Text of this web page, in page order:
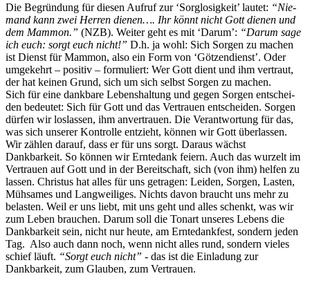
Die Begrün­dung für diesen Aufruf zur ‘Sor­glosigkeit’ lautet: “Nie­
mand kann zwei Her­ren dienen…. Ihr kön­nt nicht Gott dienen und
dem Mam­mon.” (NZB). Weit­er geht es mit ‘Darum’: “Darum sage
ich euch: sorgt euch nicht!” D.h. ja wohl: Sich Sor­gen zu machen
ist Dienst für Mam­mon, also ein Form von ‘Götzen­di­enst’. Oder
umgekehrt – pos­i­tiv – for­muliert: Wer Gott dient und ihm ver­traut,
der hat keinen Grund, sich um sich selb­st Sor­gen zu machen.
Sich für eine dankbare Leben­shal­tung und gegen Sor­gen entschei­
den bedeutet: Sich für Gott und das Ver­trauen entschei­den. Sor­gen
dür­fen wir loslassen, ihm anver­trauen. Die Ver­ant­wor­tung für das,
was sich unser­er Kon­trolle entzieht, kön­nen wir Gott über­lassen.
Wir zählen darauf, dass er für uns sorgt. Daraus wächst
Dankbarkeit. So kön­nen wir Erntedank feiern. Auch das wurzelt im
Ver­trauen auf Gott und in der Bere­itschaft, sich (von ihm) helfen zu
lassen. Chris­tus hat alles für uns getra­gen: Lei­den, Sor­gen, Las­ten,
Müh­sames und Lang­weiliges. Nichts davon braucht uns mehr zu
belas­ten. Weil er uns liebt, mit uns geht und alles schenkt, was wir
zum Leben brauchen. Darum soll die Tonart unseres Lebens die
Dankbarkeit sein, nicht nur heute, am Erntedank­fest, son­dern jeden
Tag. Also auch dann noch, wenn nicht alles rund, son­dern vieles
schief läuft. “Sorgt euch nicht” - das ist die Ein­ladung zur
Dankbarkeit, zum Glauben, zum Vertrauen.